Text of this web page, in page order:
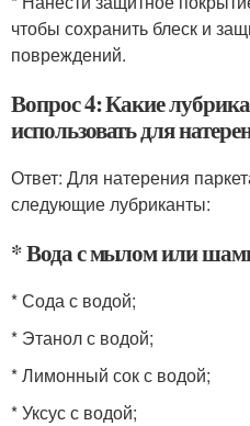
чтобы сохранить блеск и
повреждений.
Вопрос 4: Какие
использовать для
Ответ: Для натерения
следующие лубриканты:
* Вода с мылом или
* Сода с водой;
* Этанол с водой;
* Лимонный сок с водой;
* Уксус с водой;